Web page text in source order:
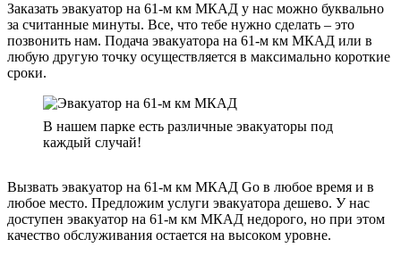
Заказать эвакуатор на 61-м км МКАД у нас можно буквально
за считанные минуты. Все, что тебе нужно сделать – это
позвонить нам. Подача эвакуатора на 61-м км МКАД или в
любую другую точку осуществляется в максимально короткие
сроки.
В нашем парке есть различные эвакуаторы под
каждый случай!
Вызвать эвакуатор на 61-м км МКАД Go в любое время и в
любое место. Предложим услуги эвакуатора дешево. У нас
доступен эвакуатор на 61-м км МКАД недорого, но при этом
качество обслуживания остается на высоком уровне.